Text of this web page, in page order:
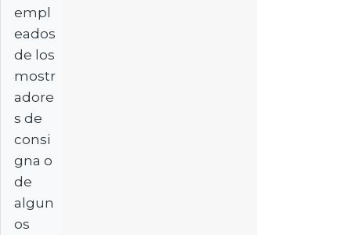
empl
eados
de los
mostr
adore
s de
consi
gna o
de
algun
os